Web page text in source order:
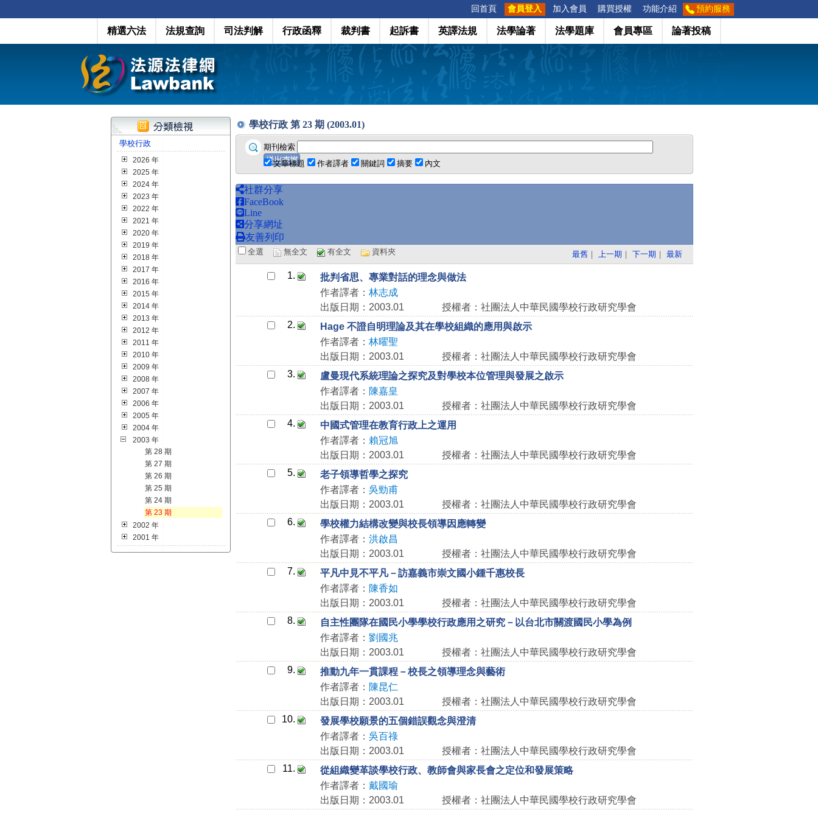
回首頁 會員登入 加入會員 購買授權 功能介紹 預約服務
精選六法 法規查詢 司法判解 行政函釋 裁判書 起訴書 英譯法規 法學論著 法學題庫 會員專區 論著投稿
學校行政
2026 年
2025 年
2024 年
2023 年
2022 年
2021 年
2020 年
2019 年
2018 年
2017 年
2016 年
2015 年
2014 年
2013 年
2012 年
2011 年
2010 年
2009 年
2008 年
2007 年
2006 年
2005 年
2004 年
2003 年
第 28 期
第 27 期
第 26 期
第 25 期
第 24 期
第 23 期
2002 年
2001 年
學校行政 第 23 期 (2003.01)
期刊檢索
文章標題
作者譯者 關鍵詞 摘要 內文
社群分享
FaceBook
Line
分享網址
友善列印
全選 無全文 有全文 資料夾 最舊 ｜ 上一期 ｜ 下一期 ｜ 最新
1.
批判省思、專業對話的理念與做法
作者譯者： 林志成
出版日期：2003.01
授權者：社團法人中華民國學校行政研究學會
2.
Hage 不證自明理論及其在學校組織的應用與啟示
作者譯者： 林曜聖
出版日期：2003.01
授權者：社團法人中華民國學校行政研究學會
3.
盧曼現代系統理論之探究及對學校本位管理與發展之啟示
作者譯者： 陳嘉皇
出版日期：2003.01
授權者：社團法人中華民國學校行政研究學會
4.
中國式管理在教育行政上之運用
作者譯者： 賴冠旭
出版日期：2003.01
授權者：社團法人中華民國學校行政研究學會
5.
老子領導哲學之探究
作者譯者： 吳勁甫
出版日期：2003.01
授權者：社團法人中華民國學校行政研究學會
6.
學校權力結構改變與校長領導因應轉變
作者譯者： 洪啟昌
出版日期：2003.01
授權者：社團法人中華民國學校行政研究學會
7.
平凡中見不平凡－訪嘉義市崇文國小鍾千惠校長
作者譯者： 陳香如
出版日期：2003.01
授權者：社團法人中華民國學校行政研究學會
8.
自主性團隊在國民小學學校行政應用之研究－以台北市關渡國民小學為例
作者譯者： 劉國兆
出版日期：2003.01
授權者：社團法人中華民國學校行政研究學會
9.
推動九年一貫課程－校長之領導理念與藝術
作者譯者： 陳昆仁
出版日期：2003.01
授權者：社團法人中華民國學校行政研究學會
10.
發展學校願景的五個錯誤觀念與澄清
作者譯者： 吳百祿
出版日期：2003.01
授權者：社團法人中華民國學校行政研究學會
11.
從組織變革談學校行政、教師會與家長會之定位和發展策略
作者譯者： 戴國瑜
出版日期：2003.01
授權者：社團法人中華民國學校行政研究學會